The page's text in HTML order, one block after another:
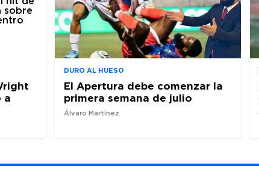
a
DURO AL HUESO
El Apertura debe comenzar la
primera semana de julio
Álvaro Martínez